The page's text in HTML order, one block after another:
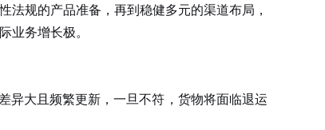
规的产品准备，再到稳健多元的渠道布局，
业务增长极。
大且频繁更新，一旦不符，货物将面临退运